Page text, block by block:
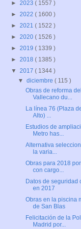
► 2023 ( 1557 )
► 2022 ( 1600 )
► 2021 ( 1522 )
► 2020 ( 1526 )
► 2019 ( 1339 )
► 2018 ( 1385 )
▼ 2017 ( 1344 )
▼diciembre( 115 )
Obras de reforma
Vallecano du...
La línea 76 (Plaza
Alto) ...
Estudios de
Metro has...
Alternativa
la varia...
Obras para 2018
con cargo...
Datos de seguridad
en 2017
Obras en la piscina
de San Blas
Felicitación de la
Madrid por...